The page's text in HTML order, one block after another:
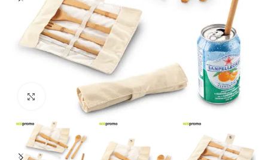
Clic para ampliar